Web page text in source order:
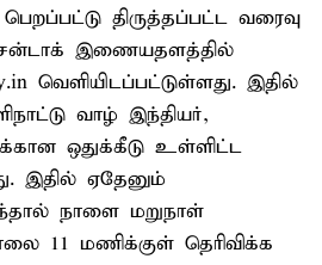
திருத்தப்பட்ட வரைவு
இணையதளத்தில்
வெளியிடப்பட்டுள்ளது. இதில்
வாழ் இந்தியர்,
ஒதுக்கீடு உள்ளிட்ட
இதில் ஏதேனும்
நாளை மறுநாள்
11 மணிக்குள் தெரிவிக்க